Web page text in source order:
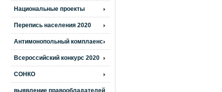
Национальные проекты
Перепись населения 2020
Антимонопольный комплаенс
Всероссийский конкурс 2020
СОНКО
выявление правообладателей